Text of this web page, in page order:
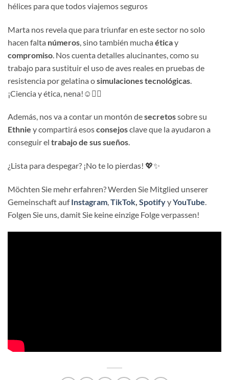
hélices para que todos viajemos seguros
Marta nos revela que para triunfar en este sector no solo
hacen falta números , sino también mucha éticay
compromiso . Nos cuenta detalles alucinantes, como su
trabajo para sustituir el uso de aves reales en pruebas de
resistencia por gelatina osimulaciones tecnológicas
¡Ciencia y ética, nena!☺️👌🏼
Además, nos va a contar un montón desecretossobre su
Ethnie y compartirá esosconsejosclave que la ayudaron a
conseguir el trabajo de sus sueños.
¿Lista para despegar? ¡No te lo pierdas! 💖✨
Möchten Sie mehr erfahren? Werden Sie Mitglied unserer
Gemeinschaft aufInstagram,TikTok, SpotifyyYouTube.
Folgen Sie uns, damit Sie keine einzige Folge verpassen!